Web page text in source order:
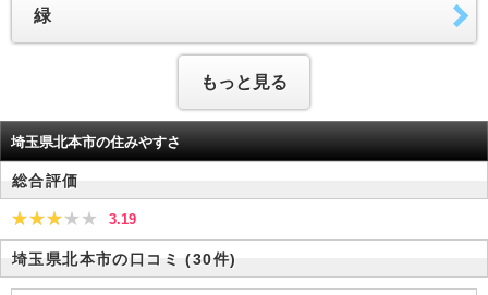
緑
もっと見る
埼玉県北本市の住みやすさ
総合評価
3.19
埼玉県北本市の口コミ (30件)